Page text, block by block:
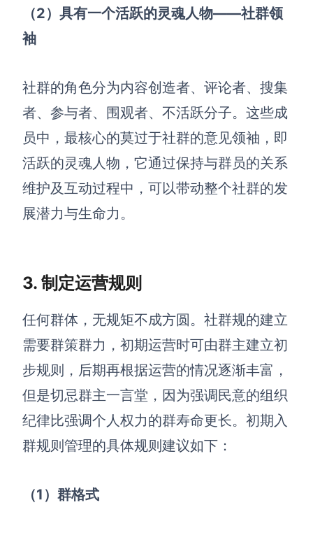
（2） 具有一个活跃的灵魂人物——社群领
袖
社群的角色分为内容创造者、评论者、搜集
者、参与者、围观者、不活跃分子。这些成
员中，最核心的莫过于社群的意见领袖，即
活跃的灵魂人物，它通过保持与群员的关系
维护及互动过程中，可以带动整个社群的发
展潜力与生命力。
3. 制定运营规则
任何群体，无规矩不成方圆。社群规的建立
需要群策群力，初期运营时可由群主建立初
步规则，后期再根据运营的情况逐渐丰富，
但是切忌群主一言堂，因为强调民意的组织
纪律比强调个人权力的群寿命更长。初期入
群规则管理的具体规则建议如下：
（1）群格式